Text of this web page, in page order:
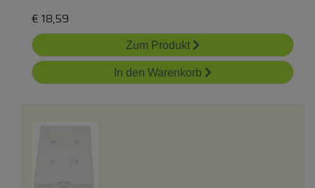
€ 18,59
Zum Produkt
In den Warenkorb